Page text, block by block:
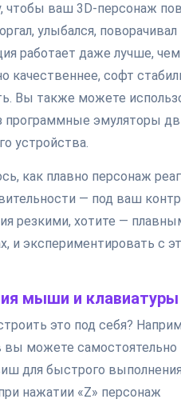
чтобы ваш 3D-персонаж
улыбался, поворачивал
работает даже лучше,
качественнее, софт
Вы также можете
программные эмуляторы
устройства.
как плавно персонаж
— под ваш
резкими, хотите —
и экспериментировать с
мыши и клавиатуры
это под себя?
можете самостоятельно
для быстрого
нажатии «Z» персонаж